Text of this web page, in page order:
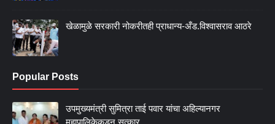
खेळामुळे सरकारी नोकरीतही प्राधान्य-अँड.विश्वासराव आठरे
Popular Posts
उपमुख्यमंत्री सुमित्रा ताई पवार यांचा अहिल्यानगर
महापालिकेकडून सत्कार